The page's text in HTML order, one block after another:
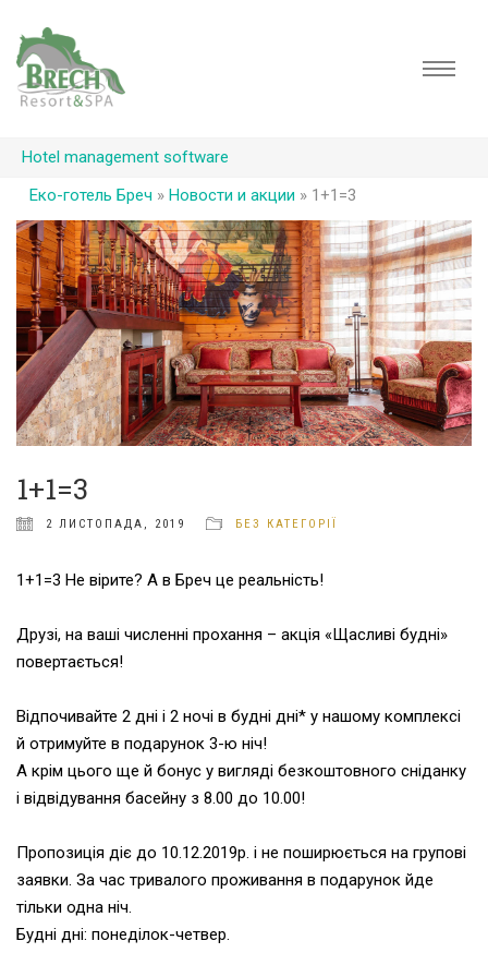
Hotel management software
Еко-готель Бреч » Новости и акции » 1+1=3
1+1=3
2 ЛИСТОПАДА, 2019 БЕЗ КАТЕГОРІЇ
1+1=3 Не вірите? А в Бреч це реальність!
Друзі, на ваші численні прохання – акція «Щасливі будні»
повертається!
Відпочивайте 2 дні і 2 ночі в будні дні* у нашому комплексі
й отримуйте в подарунок 3-ю ніч!
А крім цього ще й бонус у вигляді безкоштовного сніданку
і відвідування басейну з 8.00 до 10.00!
Пропозиція діє до 10.12.2019р. і не поширюється на групові
заявки. За час тривалого проживання в подарунок йде
тільки одна ніч.
Будні дні: понеділок-четвер.⠀ ‎